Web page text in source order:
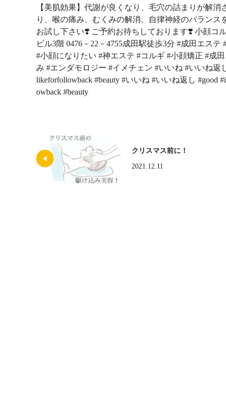
【美肌効果】代謝が良くなり、毛穴の詰まりが解
り、喉の痛み、むくみの解消、自律神経のバラン
お試し下さい❣️ ご予約お待ちしております❣️ 小顔コ
ビル3階 0476－22－4755成田駅徒歩3分 #成田エス
#小顔になりたい #神エステ #コルギ #小顔矯正 #成
み #エンダモロジー #イメチェン #いいね #いいね返
likeforfollowback #beauty #いいね #いいね返し #good
owback #beauty
クリスマス前に！
2021.12.11